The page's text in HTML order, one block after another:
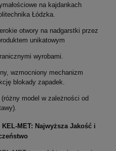
na kajdankach
Łódzka.
otwory na nadgarstki przez
unikatowym
wyrobami.
wzmocniony mechanizm
blokady zapadek.
model w zależności od
MET: Najwyższa Jakość i